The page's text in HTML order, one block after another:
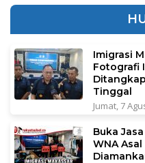
Imigrasi
Fotografi
Tinggal
Jumat, 7
Buka
WNA